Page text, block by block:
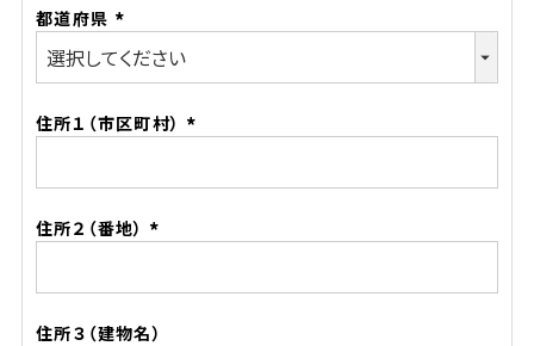
都道府県
(必
住所１（市区町村）
住所２（番地）
住所３（建物名）